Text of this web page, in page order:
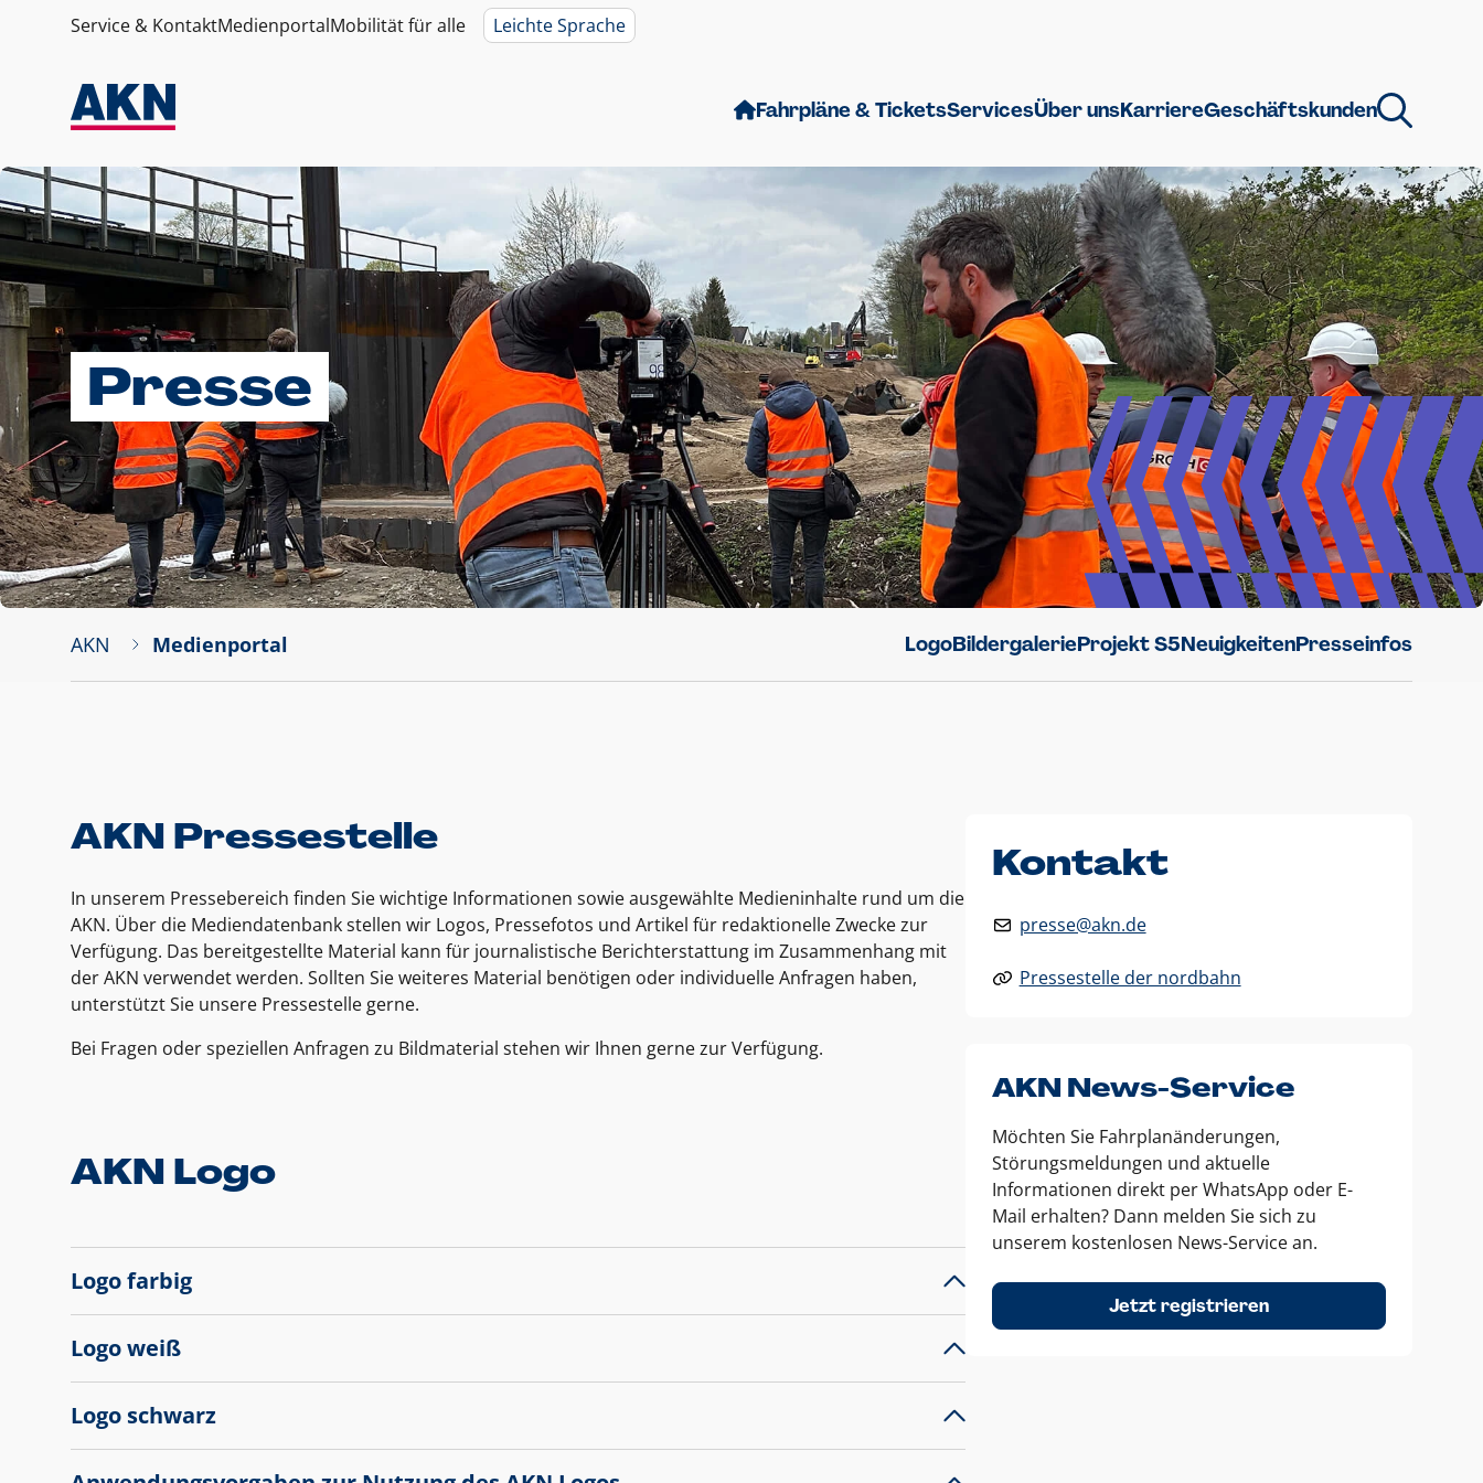
Service & KontaktMedienportalMobilität für alle Leichte Sprache
Fahrpläne & TicketsServicesÜber unsKarriereGeschäftskunden
Presse
AKN Medienportal LogoBildergalerieProjekt S5NeuigkeitenPresseinfos
AKN Pressestelle
In unserem Pressebereich finden Sie wichtige Informationen sowie ausgewählte Medieninhalte rund um die
AKN. Über die Mediendatenbank stellen wir Logos, Pressefotos und Artikel für redaktionelle Zwecke zur
Verfügung. Das bereitgestellte Material kann für journalistische Berichterstattung im Zusammenhang mit
der AKN verwendet werden. Sollten Sie weiteres Material benötigen oder individuelle Anfragen haben,
unterstützt Sie unsere Pressestelle gerne.
Bei Fragen oder speziellen Anfragen zu Bildmaterial stehen wir Ihnen gerne zur Verfügung.
AKN Logo
Logo farbig
Logo weiß
Logo schwarz
Kontakt
presse@akn.de
Pressestelle der nordbahn
AKN News-Service
Möchten Sie Fahrplanänderungen,
Störungsmeldungen und aktuelle
Informationen direkt per WhatsApp oder E-
Mail erhalten? Dann melden Sie sich zu
unserem kostenlosen News-Service an.
Jetzt registrieren